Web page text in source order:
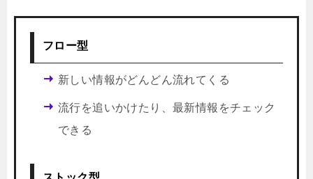
フロー型
新しい情報がどんどん流れてくる
流行を追いかけたり、最新情報をチェック
できる